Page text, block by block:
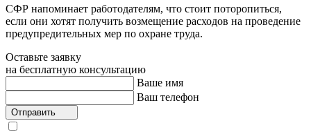
СФР напоминает работодателям, что стоит поторопиться,
если они хотят получить возмещение расходов на проведение
предупредительных мер по охране труда.
Оставьте заявку
на бесплатную консультацию
Ваше имя
Ваш телефон
Отправить